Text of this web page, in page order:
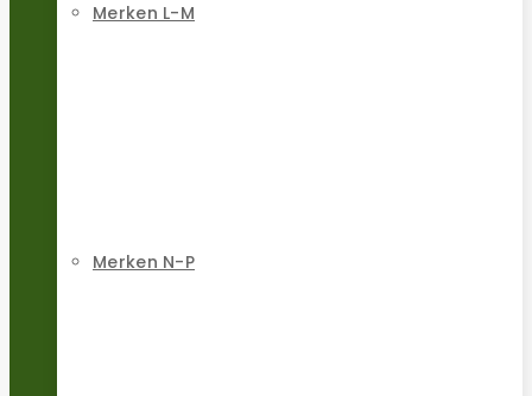
Merken L-M
Merken N-P